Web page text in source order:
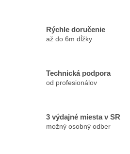
Rýchle doručenie
až do 6m dĺžky
Technická podpora
od profesionálov
3 výdajné miesta v SR
možný osobný odber